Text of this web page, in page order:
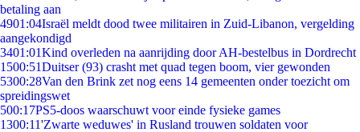
betaling aan
4901:04Israël meldt dood twee militairen in Zuid-Libanon, vergelding
aangekondigd
3401:01Kind overleden na aanrijding door AH-bestelbus in Dordrecht
1500:51Duitser (93) crasht met quad tegen boom, vier gewonden
5300:28Van den Brink zet nog eens 14 gemeenten onder toezicht om
spreidingswet
500:17PS5-doos waarschuwt voor einde fysieke games
1300:11'Zwarte weduwes' in Rusland trouwen soldaten voor